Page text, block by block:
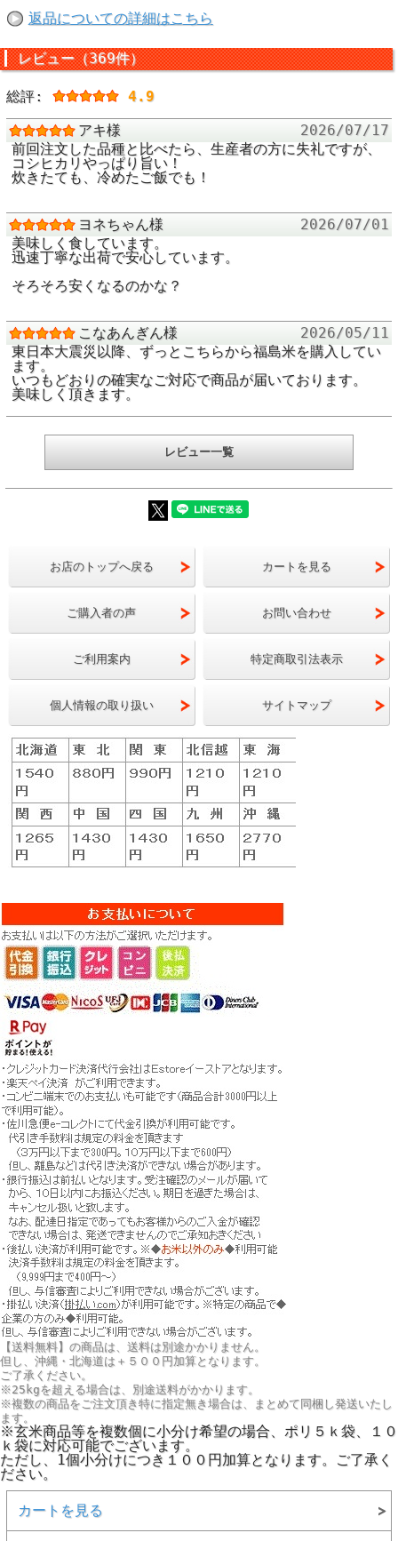
採取場所
須賀川市
放射性セシウム
134+137
測定下限値未満
検査元
ふくしまの恵み安全対策協議会
検査機器
(連続型)BGO式シンチレーション検査
測定下限値
25Bq/kg
食品衛生法セシウ
ム新規制値
100Bq/kg
返品についての詳細はこちら
レビュー（369件）
総評: 4.9
アキ様
2026/07/17
前回注文した品種と比べたら、生産者の方に失礼ですが、
コシヒカリやっぱり旨い！
炊きたても、冷めたご飯でも！
ヨネちゃん様
2026/07/01
美味しく食しています。
迅速丁寧な出荷で安心しています。
そろそろ安くなるのかな？
こなあんぎん様
2026/05/11
東日本大震災以降、ずっとこちらから福島米を購入してい
ます。
いつもどおりの確実なご対応で商品が届いております。
美味しく頂きます。
レビュー一覧
お店のトップへ戻る カートを見る
ご購入者の声 お問い合わせ
ご利用案内 特定商取引法表示
個人情報の取り扱い サイトマップ
【送料無料】の商品は、送料は別途かかりません。
但し、 沖縄・北海道は＋５００円加算となります。
ご了承ください。
※25kgを超える場合は、別途送料がかかります。
※複数の商品をご注文頂き特に指定無き場合は、まとめて同梱し発送いたし
ます。
※玄米商品等を複数個に小分け希望の場合、ポリ５ｋ袋、１０
ｋ袋に対応可能でございます。
ただし、1個小分けにつき１００円加算となります。ご了承く
ださい。
カートを見る